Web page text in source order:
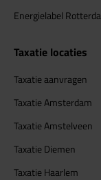
Energielabel
Taxatie locaties
Taxatie aanvragen
Taxatie Amsterdam
Taxatie Amstelveen
Taxatie Diemen
Taxatie Haarlem